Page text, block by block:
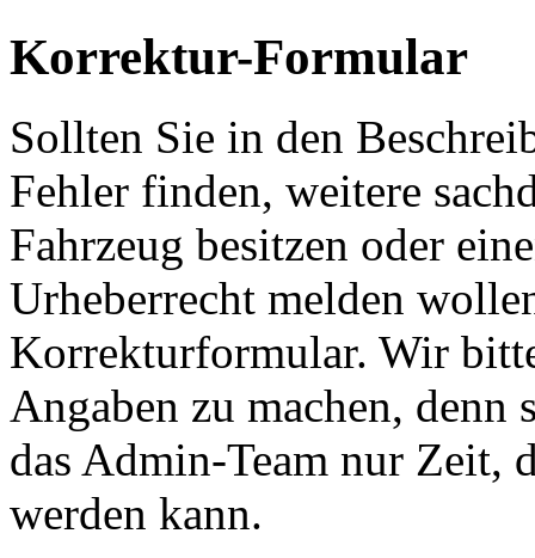
Korrektur-Formular
Sollten Sie in den
Fehler finden, weitere
Fahrzeug besitzen oder
Urheberrecht melden
Korrekturformular. Wir
Angaben zu machen,
das Admin-Team nur Zeit,
werden kann.